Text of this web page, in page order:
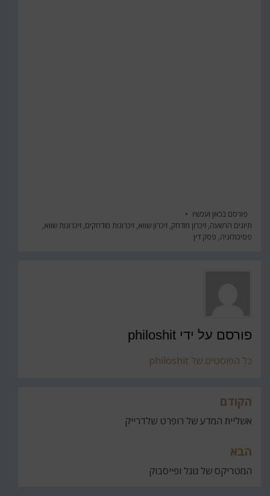
פורסם בכאן ועכשיו
תיוגים הרשעה, זיכרון מודחק, זיכרון שווא, זיכרונות מודחקים, זיכרונות שווא,
פסיכולוגיה, פסק דין
פורסם על ידי philoshit
כל הפוסטים של philoshit
ניווט
הקודם
אשליית המדע של רופרט שלדרייק
הבא
המטריקס של גוגל ופייסבוק